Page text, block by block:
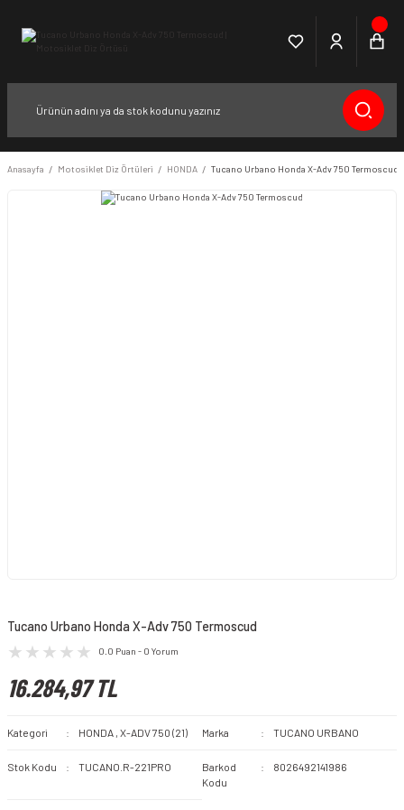
Anasayfa Motosiklet Diz Örtüleri HONDA Tucano Urbano Honda X-Adv 750 Termoscud
Tucano Urbano Honda X-Adv 750 Termoscud
0.0 Puan - 0 Yorum
16.284,97 TL
Kategori HONDA , X-ADV 750 (21) Marka TUCANO URBANO
Stok Kodu TUCANO.R-221PRO
Barkod
Kodu
8026492141986